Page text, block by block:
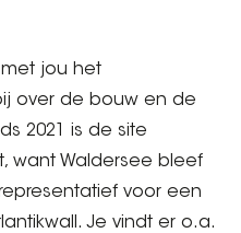
jou het
over de bouw en de
2021 is de site
want Waldersee bleef
voor een
Je vindt er o.a.